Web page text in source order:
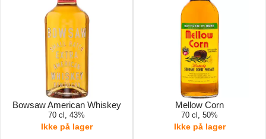
Bowsaw American Whiskey
70 cl, 43%
Ikke på lager
Mellow Corn
70 cl, 50%
Ikke på lager